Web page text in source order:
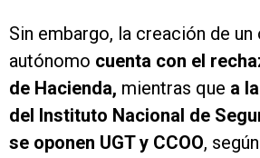
Sin embargo, la creación de un
autónomo cuenta con el
de Hacienda, mientras que a
del Instituto Nacional de
se oponen UGT y CCOO,